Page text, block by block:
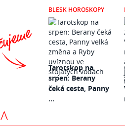
BLESK HOROSKOPY
Tarotskop na
srpen: Berany
čeká cesta, Panny
...